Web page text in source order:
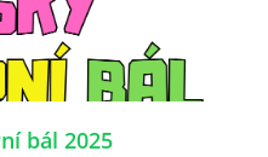
bál 2025